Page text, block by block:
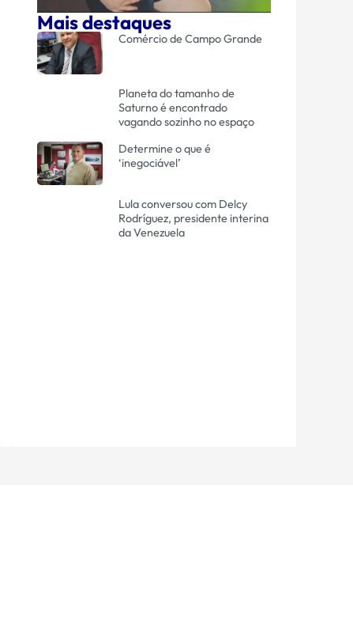
Mais destaques
Comércio de Campo Grande
Planeta do tamanho de
Saturno é encontrado
vagando sozinho no espaço
Determine o que é
‘inegociável’
Lula conversou com Delcy
Rodríguez, presidente interina
da Venezuela